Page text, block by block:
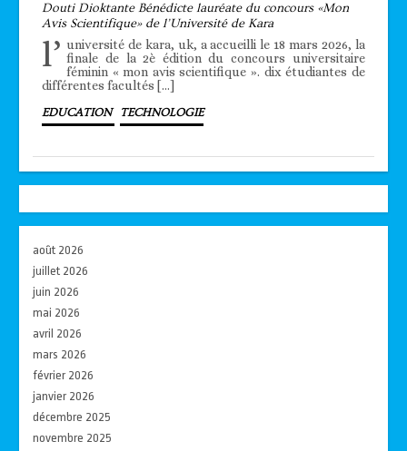
Douti Dioktante Bénédicte lauréate du concours «Mon
Avis Scientifique» de l’Université de Kara
l’ université de kara, uk, a accueilli le 18 mars 2026, la
finale de la 2è édition du concours universitaire
féminin « mon avis scientifique ». dix étudiantes de
différentes facultés […]
EDUCATION TECHNOLOGIE
août 2026
juillet 2026
juin 2026
mai 2026
avril 2026
mars 2026
février 2026
janvier 2026
décembre 2025
novembre 2025